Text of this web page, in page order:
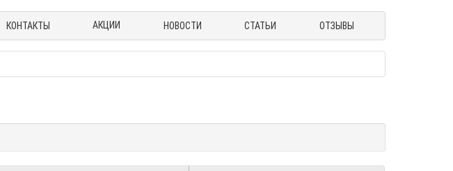
КОНТАКТЫ АКЦИИ НОВОСТИ СТАТЬИ ОТЗЫВЫ